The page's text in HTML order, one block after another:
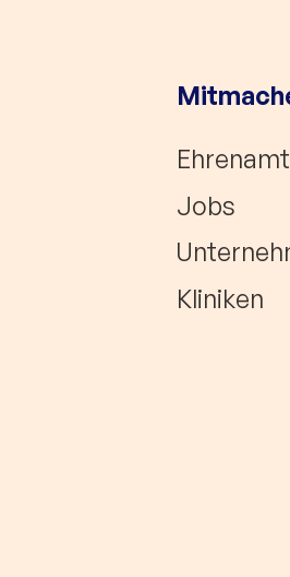
Ehrenamt
Jobs
Kliniken